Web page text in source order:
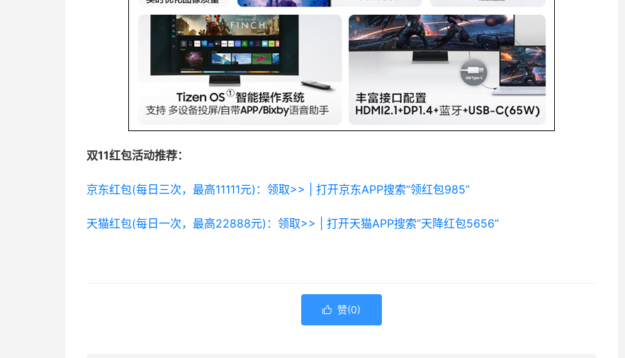
双11红包活动推荐：
京东红包(每日三次，最高11111元)：领取>> | 打开京东APP搜索“领红包985”
天猫红包(每日一次，最高22888元)：领取>> | 打开天猫APP搜索“天降红包5656”
 赞(0)